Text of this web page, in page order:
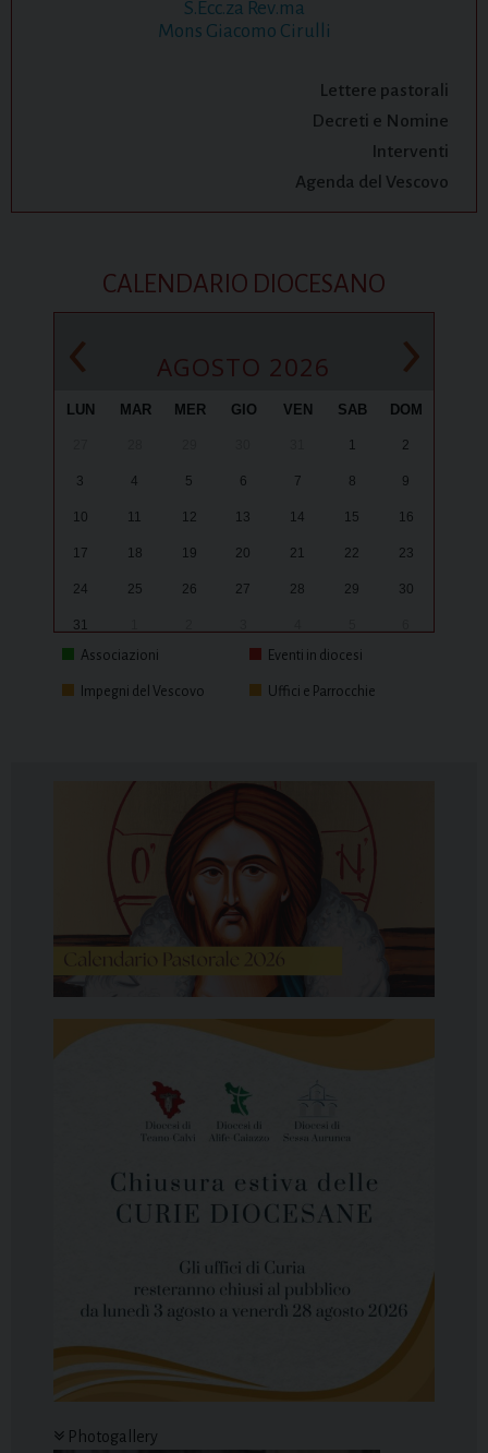
S.Ecc.za Rev.ma
Mons Giacomo Cirulli
Lettere pastorali
Decreti e Nomine
Interventi
Agenda del Vescovo
CALENDARIO DIOCESANO
‹ AGOSTO 2026 ›
LUN MAR MER GIO VEN SAB DOM
1 2
3 4 5 6 7 8 9
10 11 12 13 14 15 16
17 18 19 20 21 22 23
24 25 26 27 28 29 30
31
Associazioni
Eventi in diocesi
Impegni del Vescovo Uffici e Parrocchie
Photogallery